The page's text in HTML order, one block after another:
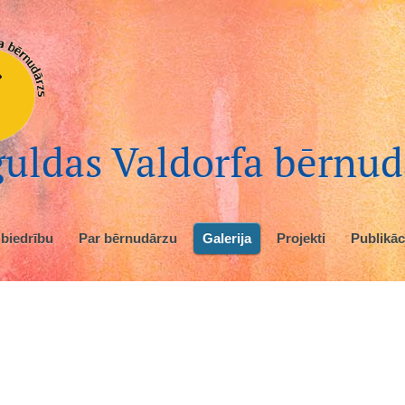
Valdorfa
Par bērnudārzu Galerija Projekti